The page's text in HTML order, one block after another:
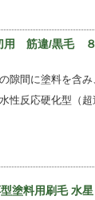
用 筋違/黒毛
隙間に塗料を含
性反応硬化型（
塗料用刷毛 水